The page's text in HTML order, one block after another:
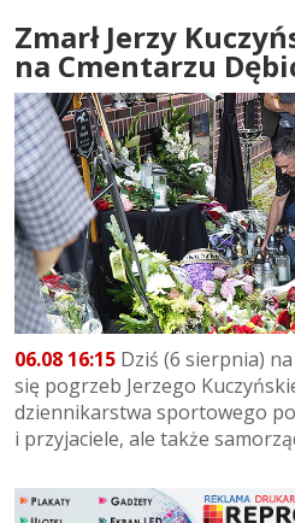
Zmarł Jerzy
na Cmentarzu
06.08 16:15 Dziś (6 sierpnia)
się pogrzeb Jerzego
dziennikarstwa sportowego
i przyjaciele, ale także